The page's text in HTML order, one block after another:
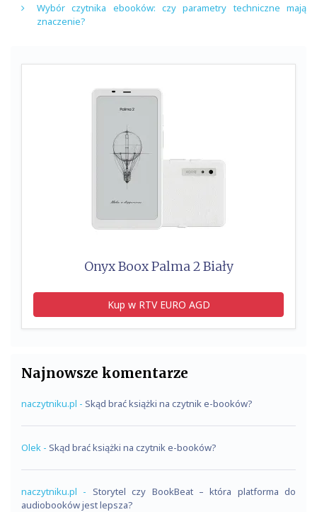
Wybór czytnika ebooków: czy parametry techniczne mają
znaczenie?
Onyx Boox Palma 2 Biały
Kup w RTV EURO AGD
Najnowsze komentarze
naczytniku.pl - Skąd brać książki na czytnik e-booków?
Olek - Skąd brać książki na czytnik e-booków?
naczytniku.pl - Storytel czy BookBeat – która platforma do
audiobooków jest lepsza?